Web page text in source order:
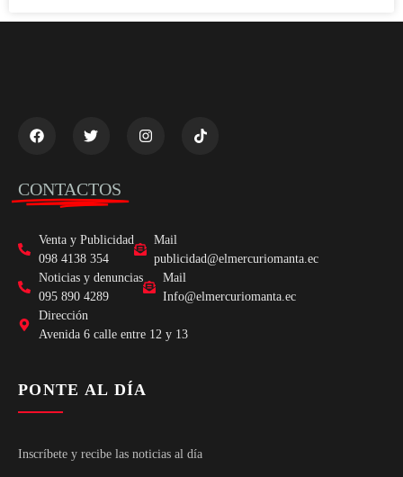
CONTACTOS
Venta y Publicidad
098 4138 354
Mail
publicidad@elmercuriomanta.ec
Noticias y denuncias
095 890 4289
Mail
Info@elmercuriomanta.ec
Dirección
Avenida 6 calle entre 12 y 13
PONTE AL DÍA
Inscríbete y recibe las noticias al día